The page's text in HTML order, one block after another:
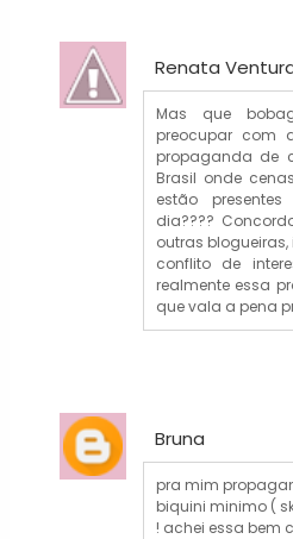
Renata
Mas que
preocupar com
propaganda de
Brasil onde
estão
dia????
outras
conflito de
realmente essa
que vala a pena
Bruna
pra mim
biquini minimo (
! achei essa bem